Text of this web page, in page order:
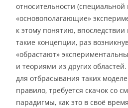
относительности
«основополагающие»
к этому понятию,
такие концепции, раз
«обрастают»
и теориями из других
для отбрасывания таких
правило, требуется скачок со
парадигмы, как это в своё